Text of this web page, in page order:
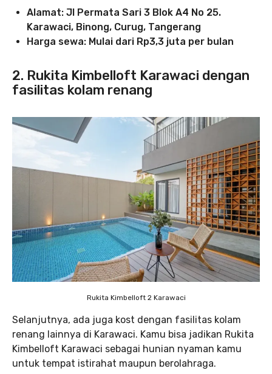
Alamat: Jl Permata Sari 3 Blok A4 No 25.
Karawaci, Binong, Curug, Tangerang
Harga sewa: Mulai dari Rp3,3 juta per bulan
2. Rukita Kimbelloft Karawaci dengan
fasilitas kolam renang
Rukita Kimbelloft 2 Karawaci
Selanjutnya, ada juga kost dengan fasilitas kolam
renang lainnya di Karawaci. Kamu bisa jadikan Rukita
Kimbelloft Karawaci sebagai hunian nyaman kamu
untuk tempat istirahat maupun berolahraga.